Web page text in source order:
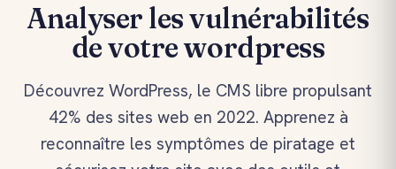
Analyser les vulnérabilités
de votre wordpress
Découvrez WordPress, le CMS libre propulsant
42% des sites web en 2022. Apprenez à
reconnaître les symptômes de piratage et